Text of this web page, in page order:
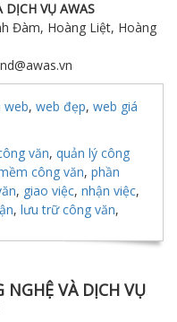
DỊCH VỤ AWAS
Đàm, Hoàng Liệt, Hoàng
web, web đẹp, web giá
văn, quản lý công
công văn, phần
, giao việc, nhận việc,
, lưu trữ công văn,
NGHỆ VÀ DỊCH VỤ